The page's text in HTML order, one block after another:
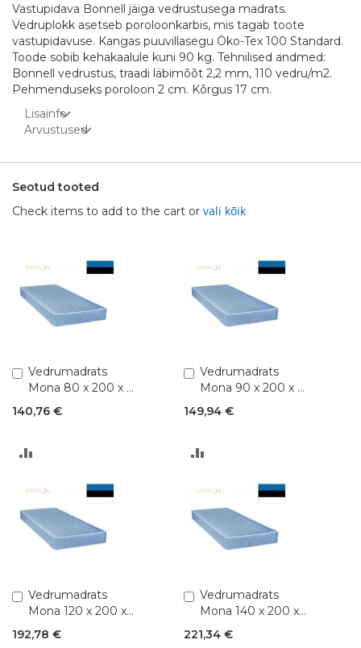
Vastupidava Bonnell jäiga vedrustusega madrats.
Vedruplokk asetseb poroloonkarbis, mis tagab toote
vastupidavuse. Kangas puuvillasegu Öko-Tex 100 Standard.
Toode sobib kehakaalule kuni 90 kg. Tehnilised andmed:
Bonnell vedrustus, traadi läbimõõt 2,2 mm, 110 vedru/m2.
Pehmenduseks poroloon 2 cm. Kõrgus 17 cm.
Lisainfo
Arvustused
Seotud tooted
Check items to add to the cart or vali kõik
Vedrumadrats
Mona 80 x 200 x K
17 cm (Bonnell 2,2)
140,76 €
Lisa
ostukorvi
VÕRDLUSESSE
Vedrumadrats
Mona 90 x 200 x K
17 cm (Bonnell 2,2)
149,94 €
Lisa
ostukorvi
VÕRDLUSESSE
Vedrumadrats
Mona 120 x 200 x
K 17 cm (Bonnell
2,2)
192,78 €
Lisa
ostukorvi
Vedrumadrats
Mona 140 x 200 x
K 17 cm (Bonnell
2,2)
221,34 €
Lisa
ostukorvi